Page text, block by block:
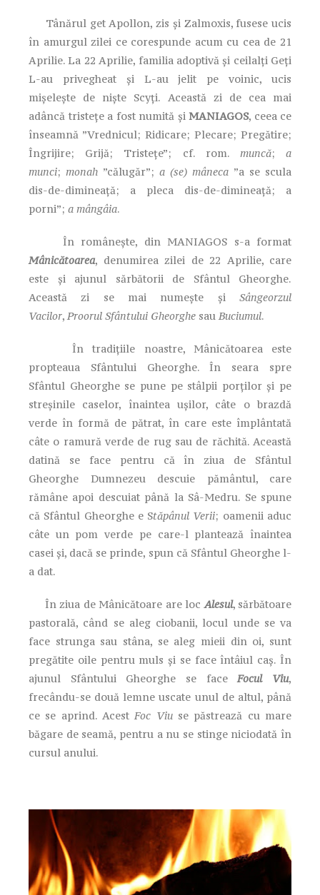
Tânărul get Apollon, zis și Zalmoxis, fusese ucis
în amurgul zilei ce corespunde acum cu cea de 21
Aprilie. La 22 Aprilie, familia adoptivă și ceilalți Geți
L-au privegheat și L-au jelit pe voinic, ucis
mișelește de niște Scyți. Această zi de cea mai
adâncă tristețe a fost numită și MANIAGOS, ceea ce
înseamnă ”Vrednicul; Ridicare; Plecare; Pregătire;
Îngrijire; Grijă; Tristețe”; cf. rom. muncă;a
munci; monah ”călugăr”; a (se) mâneca ”a se scula
dis-de-dimineață; a pleca dis-de-dimineață; a
porni”; a mângâia.
În românește, din MANIAGOS s-a format
Mânicătoarea, denumirea zilei de 22 Aprilie, care
este și ajunul sărbătorii de Sfântul Gheorghe.
Această zi se mai numește și Sângeorzul
Vacilor, Proorul Sfântului Gheorghe sau Buciumul.
În tradițiile noastre, Mânicătoarea este
propteaua Sfântului Gheorghe. În seara spre
Sfântul Gheorghe se pune pe stâlpii porților și pe
streșinile caselor, înaintea ușilor, câte o brazdă
verde în formă de pătrat, în care este împlântată
câte o ramură verde de rug sau de răchită. Această
datină se face pentru că în ziua de Sfântul
Gheorghe Dumnezeu descuie pământul, care
rămâne apoi descuiat până la Sâ-Medru. Se spune
că Sfântul Gheorghe e Stăpânul Verii; oamenii aduc
câte un pom verde pe care-l plantează înaintea
casei și, dacă se prinde, spun că Sfântul Gheorghe l-
a dat.
În ziua de Mânicătoare are loc Alesul, sărbătoare
pastorală, când se aleg ciobanii, locul unde se va
face strunga sau stâna, se aleg mieii din oi, sunt
pregătite oile pentru muls și se face întâiul caș. În
ajunul Sfântului Gheorghe se faceFocul Viu,
frecându-se două lemne uscate unul de altul, până
ce se aprind. Acest Foc Viuse păstrează cu mare
băgare de seamă, pentru a nu se stinge niciodată în
cursul anului.